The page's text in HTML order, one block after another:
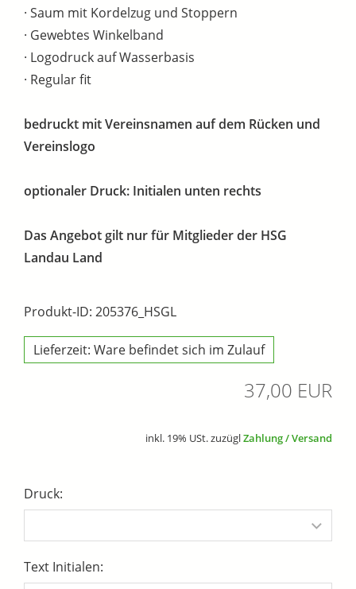
· Saum mit Kordelzug und Stoppern
· Gewebtes Winkelband
· Logodruck auf Wasserbasis
· Regular fit
bedruckt mit Vereinsnamen auf dem Rücken und
Vereinslogo
optionaler Druck: Initialen unten rechts
Das Angebot gilt nur für Mitglieder der HSG
Landau Land
Produkt-ID: 205376_HSGL
Lieferzeit: Ware befindet sich im Zulauf
37,00 EUR
inkl. 19% USt. zuzüglZahlung / Versand
Druck:
Text Initialen: